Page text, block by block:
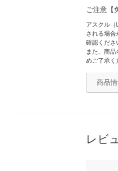
ご注意【
アスクル
される場
確認くださ
また、商
めご了承く
商品
レビ